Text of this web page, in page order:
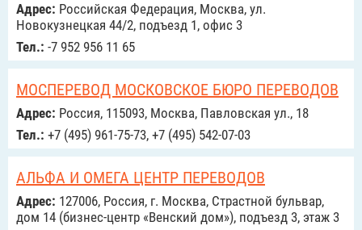
Адрес: Российcкая Федерация, Москва, ул.
Новокузнецкая 44/2, подъезд 1, офис 3
Тел.: -7 952 956 11 65
МОСПЕРЕВОД МОСКОВСКОЕ БЮРО ПЕРЕВОДОВ
Адрес: Россия, 115093, Москва, Павловская ул., 18
Тел.: +7 (495) 961-75-73, +7 (495) 542-07-03
АЛЬФА И ОМЕГА ЦЕНТР ПЕРЕВОДОВ
Адрес: 127006, Россия, г. Москва, Страстной бульвар,
дом 14 (бизнес-центр «Венский дом»), подъезд 3, этаж 3